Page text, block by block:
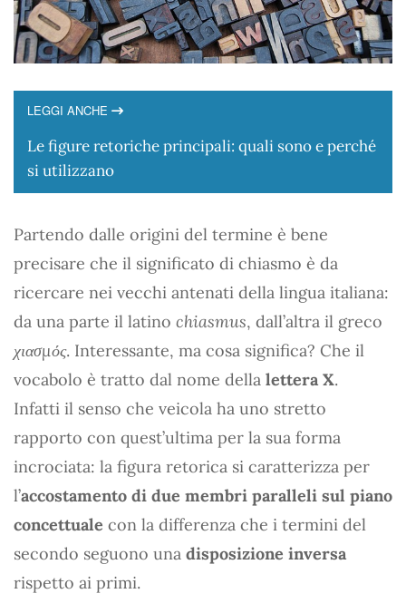
LEGGI ANCHE
Le figure retoriche principali: quali sono e perché
si utilizzano
Partendo dalle origini del termine è bene
precisare che il significato di chiasmo è da
ricercare nei vecchi antenati della lingua italiana:
da una parte il latino chiasmus, dall’altra il greco
χιασμός. Interessante, ma cosa significa? Che il
vocabolo è tratto dal nome della lettera X.
Infatti il senso che veicola ha uno stretto
rapporto con quest’ultima per la sua forma
incrociata: la figura retorica si caratterizza per
l’accostamento di due membri paralleli sul piano
concettuale con la differenza che i termini del
secondo seguono una disposizione inversa
rispetto ai primi.